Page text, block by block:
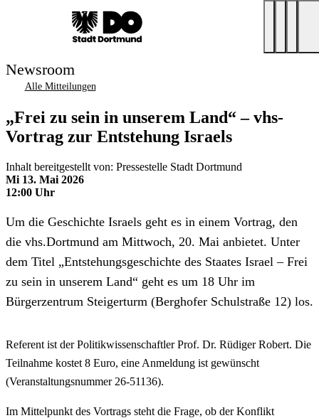
Newsroom
Alle Mitteilungen
„Frei zu sein in unserem Land“ – vhs-
Vortrag zur Entstehung Israels
Inhalt bereitgestellt von: Pressestelle Stadt Dortmund
Mi 13. Mai 2026
12:00 Uhr
Um die Geschichte Israels geht es in einem Vortrag, den
die vhs.Dortmund am Mittwoch, 20. Mai anbietet. Unter
dem Titel „Entstehungsgeschichte des Staates Israel – Frei
zu sein in unserem Land“ geht es um 18 Uhr im
Bürgerzentrum Steigerturm (Berghofer Schulstraße 12) los.
Referent ist der Politikwissenschaftler Prof. Dr. Rüdiger Robert. Die
Teilnahme kostet 8 Euro, eine Anmeldung ist gewünscht
(Veranstaltungsnummer 26-51136).
Im Mittelpunkt des Vortrags steht die Frage, ob der Konflikt